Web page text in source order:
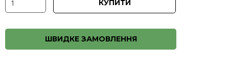
КУПИТИ
ШВИДКЕ ЗАМОВЛЕННЯ